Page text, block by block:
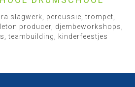
slagwerk, percussie, trompet,
producer, djembeworkshops,
teambuilding, kinderfeestjes